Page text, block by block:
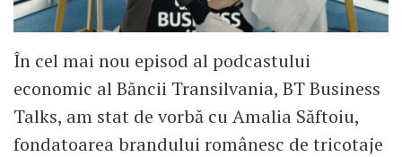
În cel mai nou episod al podcastului
economic al Băncii Transilvania, BT Business
Talks, am stat de vorbă cu Amalia Săftoiu,
fondatoarea brandului românesc de tricotaje